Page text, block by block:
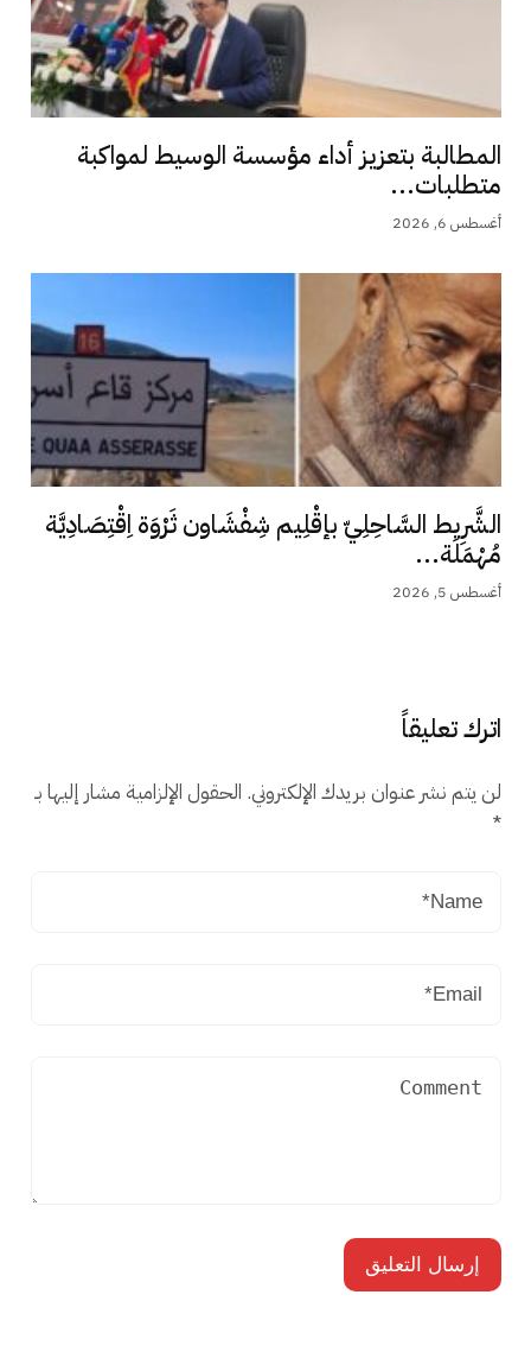
المطالبة بتعزيز أداء مؤسسة الوسيط لمواكبة
متطلبات...
أغسطس 6, 2026
الشَّرِيط السَّاحِلِيّ بإقْلِيم شِفْشَاون ثَرْوَة اِقْتِصَادِيَّة
مُهْمَلَة...
أغسطس 5, 2026
اترك تعليقاً
لن يتم نشر عنوان بريدك الإلكتروني. الحقول الإلزامية مشار إليها بـ
*